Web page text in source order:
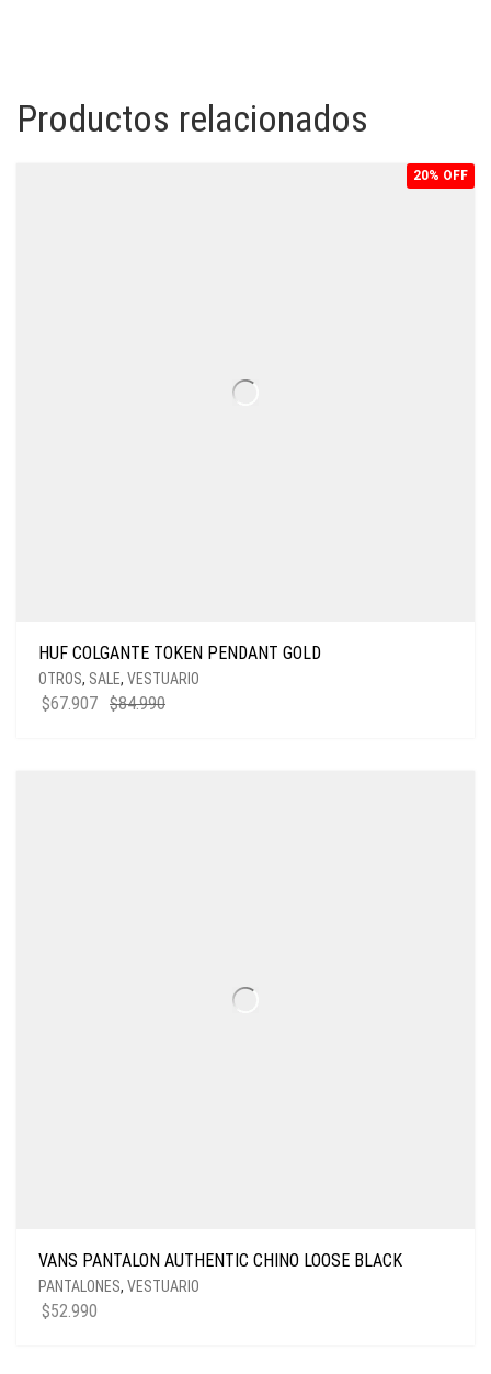
Productos relacionados
20% OFF
HUF COLGANTE TOKEN PENDANT GOLD
OTROS, SALE, VESTUARIO
$84.990
$67.907
VANS PANTALON AUTHENTIC CHINO LOOSE BLACK
PANTALONES, VESTUARIO
$52.990